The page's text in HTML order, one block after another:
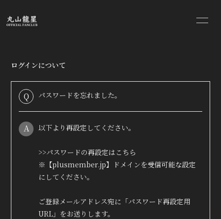
BLOG
MOVIE
RADIO
PHOTO
STREAMING
ログインについて
Q パスワードを忘れました。
A 以下より再設定してください。
>>パスワードの再設定はこちら
※【plusmember.jp】ドメインを受信可能な設定
にしてください。
ご登録メールアドレス宛に「パスワード再設定用
URL」をお送りします。